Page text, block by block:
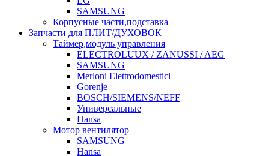
SAMSUNG
Корпусные части,подставка
Запчасти для ПЛИТ/ДУХОВОК
Таймер,модуль управления
ELECTROLUUX / ZANUSSI / AEG
SAMSUNG
Merloni Elettrodomestici
Gorenje
BOSCH/SIEMENS/NEFF
Универсальные
Hansa
Мотор вентилятор
SAMSUNG
Hansa